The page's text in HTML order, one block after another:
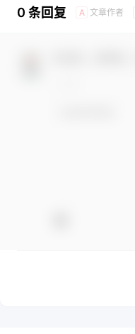
0 条回复 A 文章作者